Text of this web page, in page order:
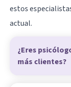
estos
actual.
¿Eres
más clientes?